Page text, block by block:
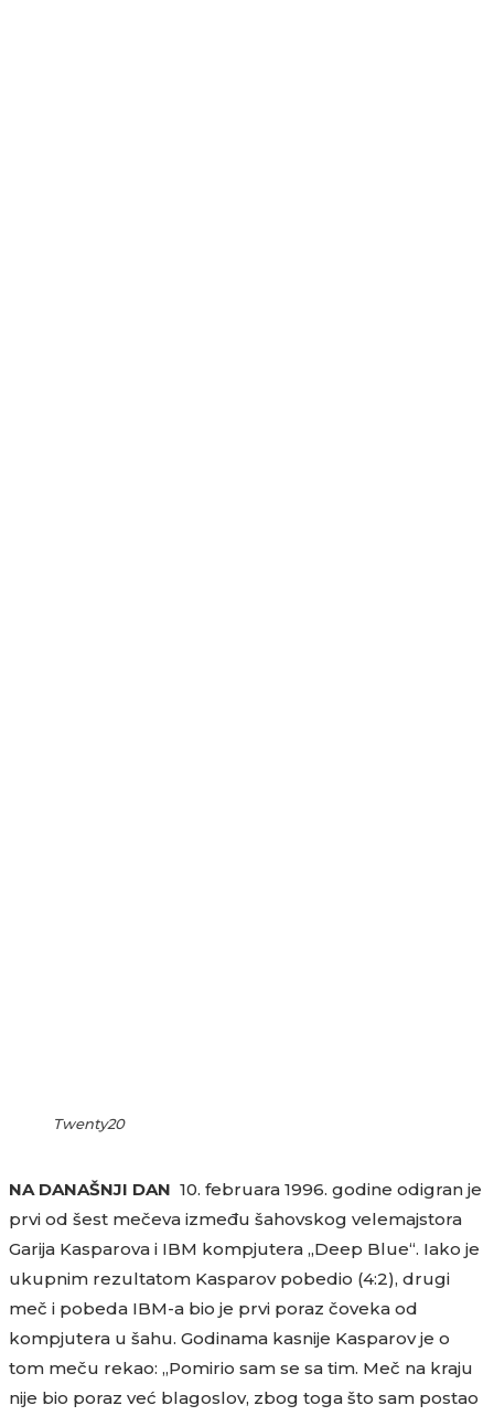
Twenty20
NA DANAŠNJI DAN 10. februara 1996. godine odigran je
prvi od šest mečeva između šahovskog velemajstora
Garija Kasparova i IBM kompjutera „Deep Blue“. Iako je
ukupnim rezultatom Kasparov pobedio (4:2), drugi
meč i pobeda IBM-a bio je prvi poraz čoveka od
kompjutera u šahu. Godinama kasnije Kasparov je o
tom meču rekao: „Pomirio sam se sa tim. Meč na kraju
nije bio poraz već blagoslov, zbog toga što sam postao